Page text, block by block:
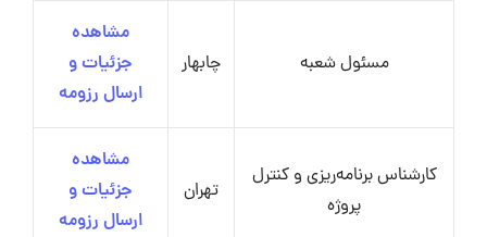
مسئول شعبه چابهار
مشاهده
جزئیات و
ارسال رزومه
کارشناس برنامه‌ریزی و کنترل
پروژه
تهران
مشاهده
جزئیات و
ارسال رزومه